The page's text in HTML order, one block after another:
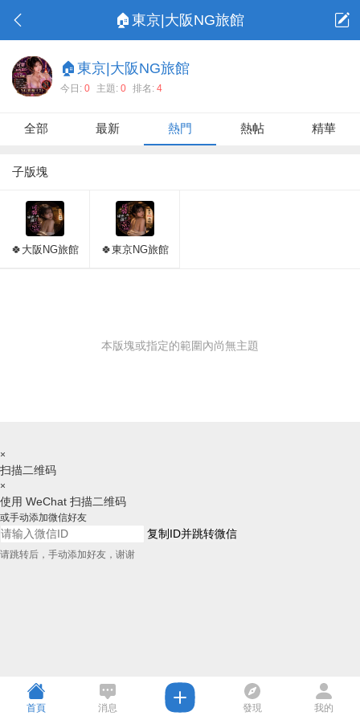
🏠東京|大阪NG旅館
🏠東京|大阪NG旅館
今日: 0 主題: 0 排名: 4
全部 最新 熱門 熱帖 精華
子版塊
🍀大阪NG旅館 🍀東京NG旅館
本版塊或指定的範圍內尚無主題
×
扫描二维码
×
使用 WeChat 扫描二维码
或手动添加微信好友
复制ID并跳转微信
请跳转后，手动添加好友，谢谢
首頁 消息 發現 我的